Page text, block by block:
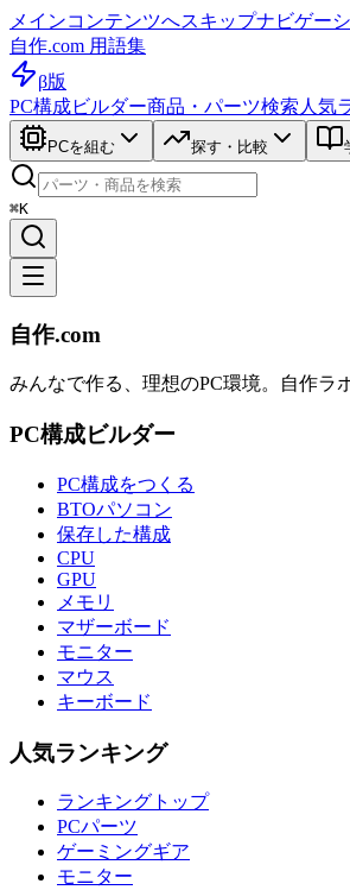
メインコンテンツへスキップナビゲー
自作.com 用語集
β版
PC構成ビルダー商品・パーツ検索 人気
PCを組む 探す・比較
⌘K
自作.com
みんなで作る、理想のPC環境。 自作ラ
PC構成ビルダー
PC構成をつくる
BTOパソコン
保存した構成
CPU
GPU
メモリ
マザーボード
モニター
マウス
キーボード
人気ランキング
ランキングトップ
PCパーツ
ゲーミングギア
モニター